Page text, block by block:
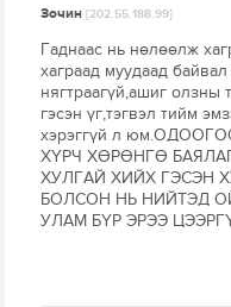
Зочин[202.55.188.99]
Гаднаас нь нөлөөлж
хаграад муудаад
нягтраагүй,ашиг олзны
гэсэн үг,тэгвэл тийм
хэрэггүй л
ХҮРЧ ХӨРӨНГӨ
ХУЛГАЙ ХИЙХ ГЭСЭН
БОЛСОН НЬ НИЙТЭД
УЛАМ БҮР ЭРЭЭ